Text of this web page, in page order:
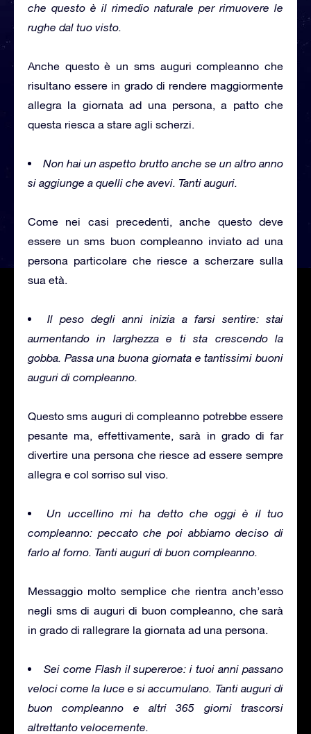
che questo è il rimedio naturale per rimuovere le
rughe dal tuo visto.
Anche questo è un sms auguri compleanno che
risultano essere in grado di rendere maggiormente
allegra la giornata ad una persona, a patto che
questa riesca a stare agli scherzi.
Non hai un aspetto brutto anche se un altro anno
si aggiunge a quelli che avevi. Tanti auguri.
Come nei casi precedenti, anche questo deve
essere un sms buon compleanno inviato ad una
persona particolare che riesce a scherzare sulla
sua età.
Il peso degli anni inizia a farsi sentire: stai
aumentando in larghezza e ti sta crescendo la
gobba. Passa una buona giornata e tantissimi buoni
auguri di compleanno.
Questo sms auguri di compleanno potrebbe essere
pesante ma, effettivamente, sarà in grado di far
divertire una persona che riesce ad essere sempre
allegra e col sorriso sul viso.
Un uccellino mi ha detto che oggi è il tuo
compleanno: peccato che poi abbiamo deciso di
farlo al forno. Tanti auguri di buon compleanno.
Messaggio molto semplice che rientra anch’esso
negli sms di auguri di buon compleanno, che sarà
in grado di rallegrare la giornata ad una persona.
Sei come Flash il supereroe: i tuoi anni passano
veloci come la luce e si accumulano. Tanti auguri di
buon compleanno e altri 365 giorni trascorsi
altrettanto velocemente.